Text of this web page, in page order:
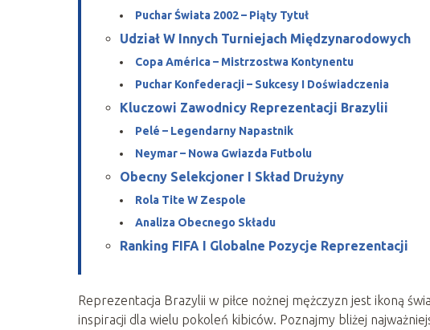
Puchar Świata 2002 – Piąty Tytuł
Udział W Innych Turniejach Międzynarodowych
Copa América – Mistrzostwa Kontynentu
Puchar Konfederacji – Sukcesy I Doświadczenia
Kluczowi Zawodnicy Reprezentacji Brazylii
Pelé – Legendarny Napastnik
Neymar – Nowa Gwiazda Futbolu
Obecny Selekcjoner I Skład Drużyny
Rola Tite W Zespole
Analiza Obecnego Składu
Ranking FIFA I Globalne Pozycje Reprezentacji
Reprezentacja Brazylii w piłce nożnej mężczyzn jest ikoną
inspiracji dla wielu pokoleń kibiców. Poznajmy bliżej